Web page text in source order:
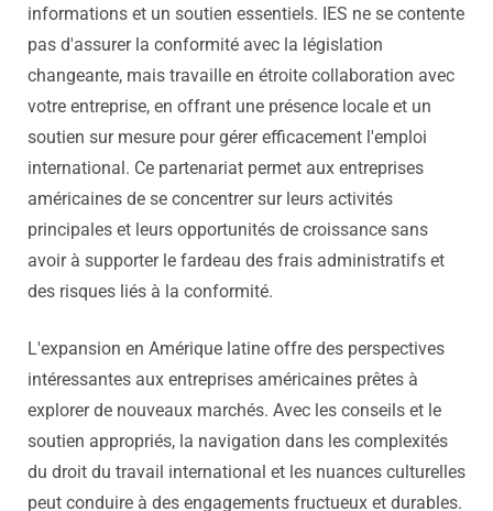
informations et un soutien essentiels. IES ne se contente
pas d'assurer la conformité avec la législation
changeante, mais travaille en étroite collaboration avec
votre entreprise, en offrant une présence locale et un
soutien sur mesure pour gérer efficacement l'emploi
international. Ce partenariat permet aux entreprises
américaines de se concentrer sur leurs activités
principales et leurs opportunités de croissance sans
avoir à supporter le fardeau des frais administratifs et
des risques liés à la conformité.
L'expansion en Amérique latine offre des perspectives
intéressantes aux entreprises américaines prêtes à
explorer de nouveaux marchés. Avec les conseils et le
soutien appropriés, la navigation dans les complexités
du droit du travail international et les nuances culturelles
peut conduire à des engagements fructueux et durables.